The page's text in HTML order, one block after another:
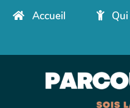
Accueil